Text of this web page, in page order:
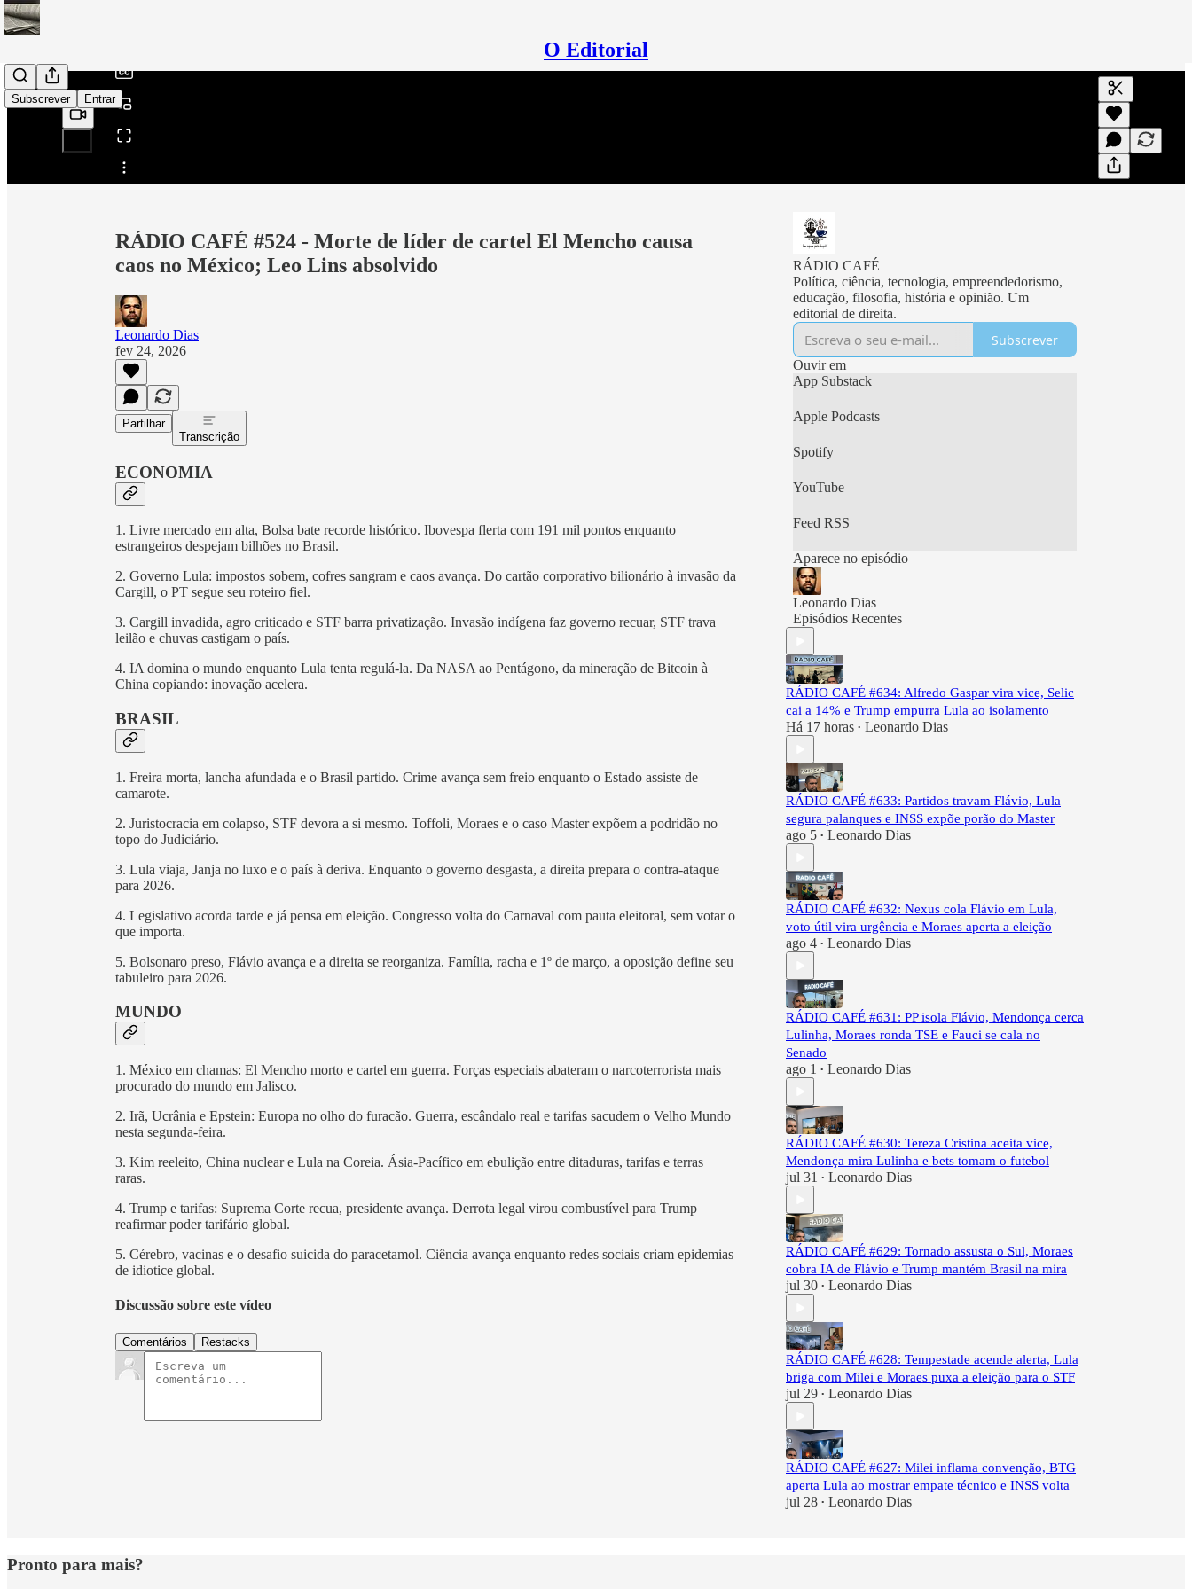
O Editorial
Subscrever Entrar
Partilhar a partir de0:00
Gerar
Uma
RÁDIO CAFÉ #524 - Morte de líder de cartel El Mencho causa
caos no México; Leo Lins absolvido
Leonardo Dias
fev 24, 2026
Partilhar
Transcrição
ECONOMIA
1. Livre mercado em alta, Bolsa bate recorde histórico. Ibovespa flerta com 191 mil pontos enquanto
estrangeiros despejam bilhões no Brasil.
2. Governo Lula: impostos sobem, cofres sangram e caos avança. Do cartão corporativo bilionário à invasão da
Cargill, o PT segue seu roteiro fiel.
3. Cargill invadida, agro criticado e STF barra privatização. Invasão indígena faz governo recuar, STF trava
leilão e chuvas castigam o país.
4. IA domina o mundo enquanto Lula tenta regulá-la. Da NASA ao Pentágono, da mineração de Bitcoin à
China copiando: inovação acelera.
BRASIL
1. Freira morta, lancha afundada e o Brasil partido. Crime avança sem freio enquanto o Estado assiste de
camarote.
2. Juristocracia em colapso, STF devora a si mesmo. Toffoli, Moraes e o caso Master expõem a podridão no
topo do Judiciário.
3. Lula viaja, Janja no luxo e o país à deriva. Enquanto o governo desgasta, a direita prepara o contra-ataque
para 2026.
4. Legislativo acorda tarde e já pensa em eleição. Congresso volta do Carnaval com pauta eleitoral, sem votar o
que importa.
5. Bolsonaro preso, Flávio avança e a direita se reorganiza. Família, racha e 1º de março, a oposição define seu
tabuleiro para 2026.
MUNDO
1. México em chamas: El Mencho morto e cartel em guerra. Forças especiais abateram o narcoterrorista mais
procurado do mundo em Jalisco.
2. Irã, Ucrânia e Epstein: Europa no olho do furacão. Guerra, escândalo real e tarifas sacudem o Velho Mundo
nesta segunda-feira.
3. Kim reeleito, China nuclear e Lula na Coreia. Ásia-Pacífico em ebulição entre ditaduras, tarifas e terras
raras.
4. Trump e tarifas: Suprema Corte recua, presidente avança. Derrota legal virou combustível para Trump
reafirmar poder tarifário global.
5. Cérebro, vacinas e o desafio suicida do paracetamol. Ciência avança enquanto redes sociais criam epidemias
de idiotice global.
Discussão sobre este vídeo
Comentários Restacks
RÁDIO CAFÉ
Política, ciência, tecnologia, empreendedorismo,
educação, filosofia, história e opinião. Um
editorial de direita.
Subscrever
Ouvir em
App Substack
Apple Podcasts
Spotify
YouTube
Feed RSS
Aparece no episódio
Leonardo Dias
Episódios Recentes
RÁDIO CAFÉ #634: Alfredo Gaspar vira vice, Selic
cai a 14% e Trump empurra Lula ao isolamento
Há 17 horas • Leonardo Dias
RÁDIO CAFÉ #633: Partidos travam Flávio, Lula
segura palanques e INSS expõe porão do Master
ago 5 • Leonardo Dias
RÁDIO CAFÉ #632: Nexus cola Flávio em Lula,
voto útil vira urgência e Moraes aperta a eleição
ago 4 • Leonardo Dias
RÁDIO CAFÉ #631: PP isola Flávio, Mendonça cerca
Lulinha, Moraes ronda TSE e Fauci se cala no
Senado
ago 1 • Leonardo Dias
RÁDIO CAFÉ #630: Tereza Cristina aceita vice,
Mendonça mira Lulinha e bets tomam o futebol
jul 31 • Leonardo Dias
RÁDIO CAFÉ #629: Tornado assusta o Sul, Moraes
cobra IA de Flávio e Trump mantém Brasil na mira
jul 30 • Leonardo Dias
RÁDIO CAFÉ #628: Tempestade acende alerta, Lula
briga com Milei e Moraes puxa a eleição para o STF
jul 29 • Leonardo Dias
RÁDIO CAFÉ #627: Milei inflama convenção, BTG
aperta Lula ao mostrar empate técnico e INSS volta
jul 28 • Leonardo Dias
Pronto para mais?